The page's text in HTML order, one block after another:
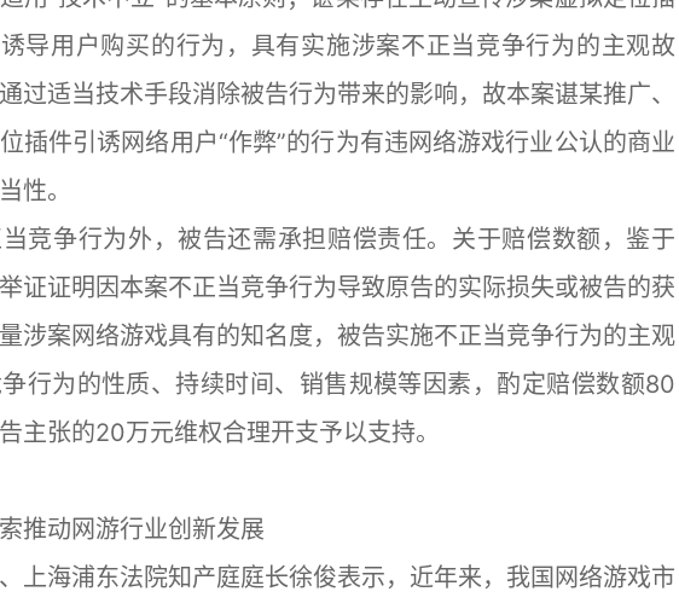
导用户购买的行为，具有实施涉案不正当竞争行为的主观故
过适当技术手段消除被告行为带来的影响，故本案谌某推广、
插件引诱网络用户“作弊”的行为有违网络游戏行业公认的商业
性。
争行为外，被告还需承担赔偿责任。关于赔偿数额，鉴于
证证明因本案不正当竞争行为导致原告的实际损失或被告的获
涉案网络游戏具有的知名度，被告实施不正当竞争行为的主观
行为的性质、持续时间、销售规模等因素，酌定赔偿数额80
主张的20万元维权合理开支予以支持。
动网游行业创新发展
海浦东法院知产庭庭长徐俊表示，近年来，我国网络游戏市